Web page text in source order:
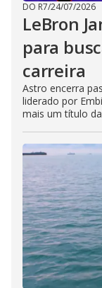
DO R7/24/07/2026
LeBron
para
carreira
Astro encerra
liderado por
mais um título